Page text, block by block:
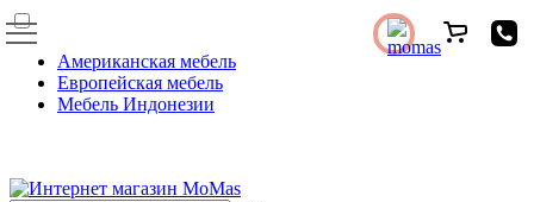
Американская мебель
Европейская мебель
Мебель Индонезии